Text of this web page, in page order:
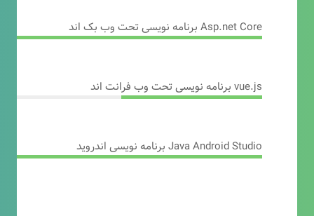
Asp.net Core برنامه نویسی تحت وب بک اند
vue.js برنامه نویسی تحت وب فرانت اند
Java Android Studio برنامه نویسی اندروید